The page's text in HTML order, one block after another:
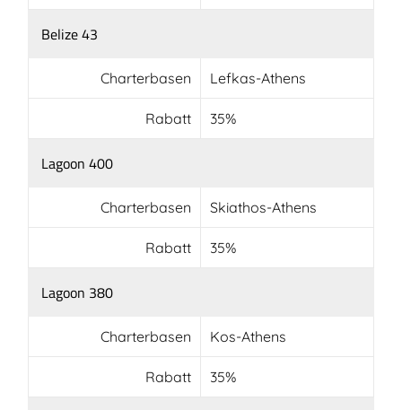
Belize 43
Charterbasen Lefkas-Athens
Rabatt 35%
Lagoon 400
Charterbasen Skiathos-Athens
Rabatt 35%
Lagoon 380
Charterbasen Kos-Athens
Rabatt 35%